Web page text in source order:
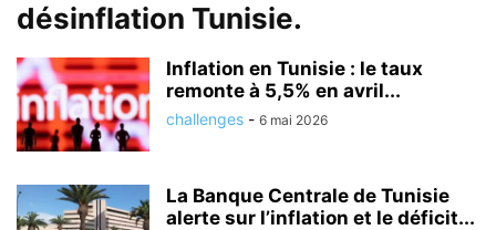
désinflation Tunisie.
Inflation en Tunisie : le taux
remonte à 5,5% en avril...
challenges - 6 mai 2026
La Banque Centrale de Tunisie
alerte sur l’inflation et le déficit...